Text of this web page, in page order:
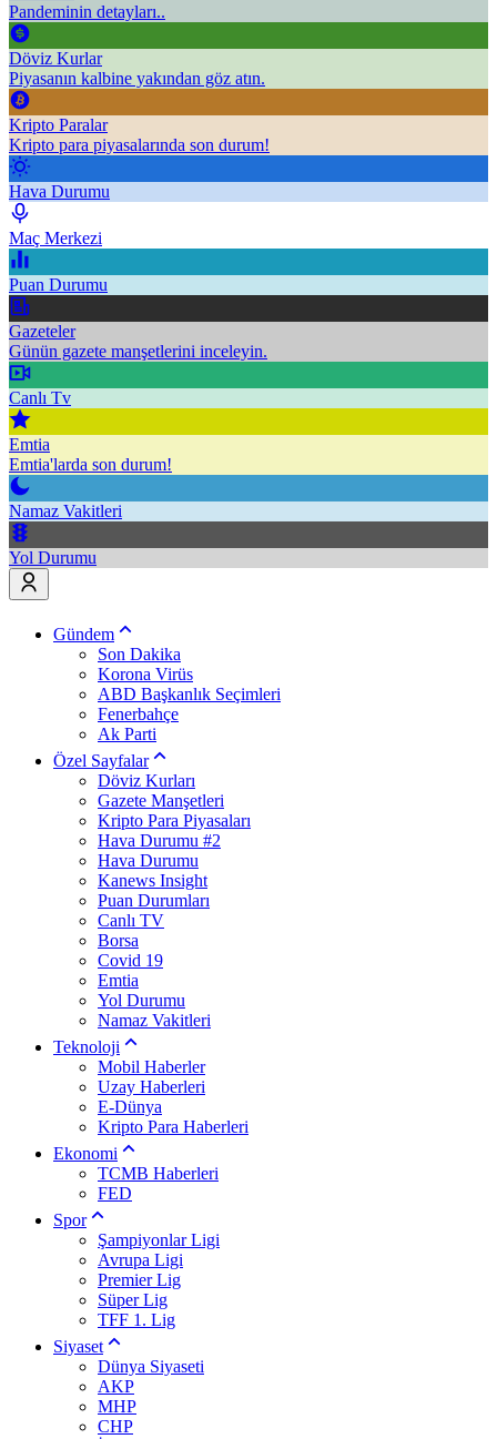
Pandeminin detayları..
Döviz Kurlar
Piyasanın kalbine yakından göz atın.
Kripto Paralar
Kripto para piyasalarında son durum!
Hava Durumu
Maç Merkezi
Puan Durumu
Gazeteler
Günün gazete manşetlerini inceleyin.
Canlı Tv
Emtia
Emtia'larda son durum!
Namaz Vakitleri
Yol Durumu
Gündem
Son Dakika
Korona Virüs
ABD Başkanlık Seçimleri
Fenerbahçe
Ak Parti
Özel Sayfalar
Döviz Kurları
Gazete Manşetleri
Kripto Para Piyasaları
Hava Durumu #2
Hava Durumu
Kanews Insight
Puan Durumları
Canlı TV
Borsa
Covid 19
Emtia
Yol Durumu
Namaz Vakitleri
Teknoloji
Mobil Haberler
Uzay Haberleri
E-Dünya
Kripto Para Haberleri
Ekonomi
TCMB Haberleri
FED
Spor
Şampiyonlar Ligi
Avrupa Ligi
Premier Lig
Süper Lig
TFF 1. Lig
Siyaset
Dünya Siyaseti
AKP
MHP
CHP